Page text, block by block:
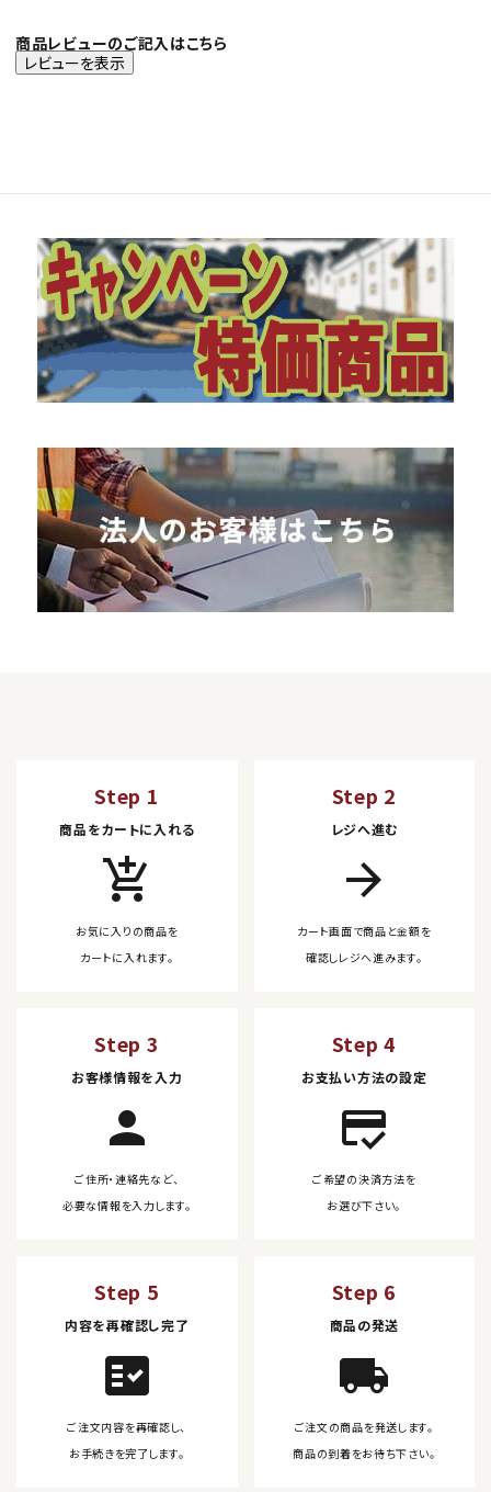
商品レビューのご記入はこちら
レビューを表示
Step 1
商品をカートに入れる
add_shopping_cart
お気に入りの商品を
カートに入れます。
Step 2
レジへ進む
arrow_forward
カート画面で商品と金額を
確認しレジへ進みます。
Step 3
お客様情報を入力
person
ご住所・連絡先など、
必要な情報を入力します。
Step 4
お支払い方法の設定
credit_score
ご希望の決済方法を
お選び下さい。
Step 5
内容を再確認し完了
fact_check
ご注文内容を再確認し、
お手続きを完了します。
Step 6
商品の発送
local_shipping
ご注文の商品を発送します。
商品の到着をお待ち下さい。